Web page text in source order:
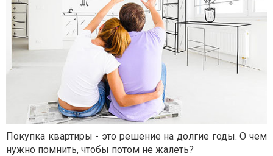
Покупка квартиры - это решение на долгие годы. О чем
нужно помнить, чтобы потом не жалеть?